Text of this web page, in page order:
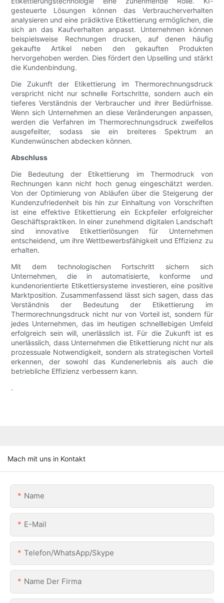
gesteuerte Lösungen können das Verbraucherverhalten
analysieren und eine prädiktive Etikettierung ermöglichen, die
sich an das Kaufverhalten anpasst. Unternehmen können
beispielsweise Rechnungen drucken, auf denen häufig
gekaufte Artikel neben den gekauften Produkten
hervorgehoben werden. Dies fördert den Upselling und stärkt
die Kundenbindung.
Die Zukunft der Etikettierung im Thermorechnungsdruck
verspricht nicht nur schnelle Fortschritte, sondern auch ein
tieferes Verständnis der Verbraucher und ihrer Bedürfnisse.
Wenn sich Unternehmen an diese Veränderungen anpassen,
werden die Verfahren im Thermorechnungsdruck zweifellos
ausgefeilter, sodass sie ein breiteres Spektrum an
Kundenwünschen abdecken können.
Abschluss
Die Bedeutung der Etikettierung im Thermodruck von
Rechnungen kann nicht hoch genug eingeschätzt werden.
Von der Optimierung von Abläufen über die Steigerung der
Kundenzufriedenheit bis hin zur Einhaltung von Vorschriften
ist eine effektive Etikettierung ein Eckpfeiler erfolgreicher
Geschäftspraktiken. In einer zunehmend digitalen Landschaft
sind innovative Etikettierlösungen für Unternehmen
entscheidend, um ihre Wettbewerbsfähigkeit und Effizienz zu
erhalten.
Mit dem technologischen Fortschritt sichern sich
Unternehmen, die in automatisierte, konforme und
kundenorientierte Etikettiersysteme investieren, eine positive
Marktposition. Zusammenfassend lässt sich sagen, dass das
Verständnis der Bedeutung der Etikettierung im
Thermorechnungsdruck nicht nur von Vorteil ist, sondern für
jedes Unternehmen, das im heutigen schnelllebigen Umfeld
erfolgreich sein will, unerlässlich ist. Für die Zukunft ist es
unerlässlich, dass Unternehmen die Etikettierung nicht nur als
prozessuale Notwendigkeit, sondern als strategischen Vorteil
erkennen, der sowohl das Kundenerlebnis als auch die
betriebliche Effizienz verbessern kann.
.
Mach mit uns in Kontakt
Name
E-Mail
Telefon/WhatsApp/Skype
Name Der Firma